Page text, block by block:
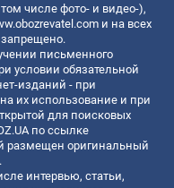
числе фото- и видео-),
и на всех
письменного
условии обязательной
изданий - при
их использование и при
для поисковых
по ссылке
размещен оригинальный
интервью, статьи,